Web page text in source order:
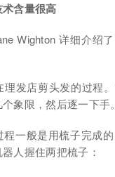
含量很高
Wighton 详细介绍
理发店剪头发的过程
象限，然后逐一下手。
一般是用梳子完成
人握住两把梳子：